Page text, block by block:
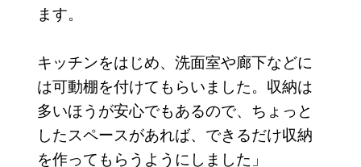
ます。
キッチンをはじめ、洗面室や廊下などに
は可動棚を付けてもらいました。収納は
多いほうが安心でもあるので、ちょっと
したスペースがあれば、できるだけ収納
を作ってもらうようにしました」